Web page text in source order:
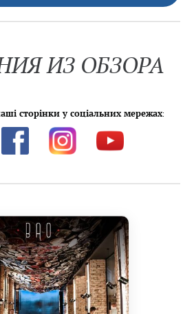
ИЗ ОБЗОРА
сторінки у соціальних мережах: